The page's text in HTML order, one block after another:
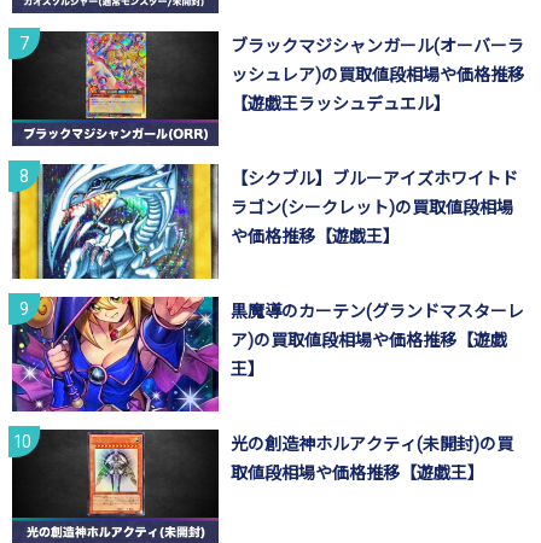
ブラックマジシャンガール(オーバーラ
ッシュレア)の買取値段相場や価格推移
【遊戯王ラッシュデュエル】
【シクブル】ブルーアイズホワイトド
ラゴン(シークレット)の買取値段相場
や価格推移【遊戯王】
黒魔導のカーテン(グランドマスターレ
ア)の買取値段相場や価格推移【遊戯
王】
光の創造神ホルアクティ(未開封)の買
取値段相場や価格推移【遊戯王】